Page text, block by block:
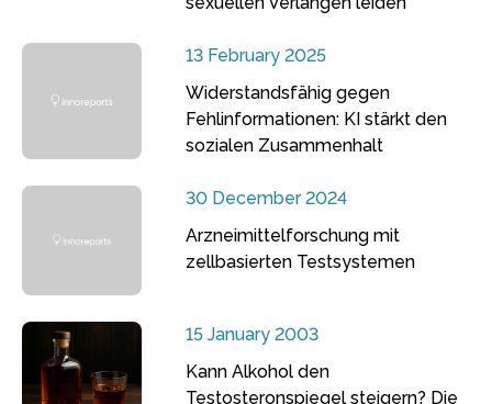
13 February 2025
Widerstandsfähig gegen
Fehlinformationen: KI stärkt den
sozialen Zusammenhalt
30 December 2024
Arzneimittelforschung mit
zellbasierten Testsystemen
15 January 2003
Kann Alkohol den
Testosteronspiegel steigern? Die